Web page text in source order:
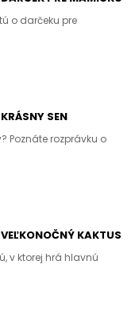
o darčeku pre
SEN
Poznáte rozprávku o
KAKTUS
v ktorej hrá hlavnú